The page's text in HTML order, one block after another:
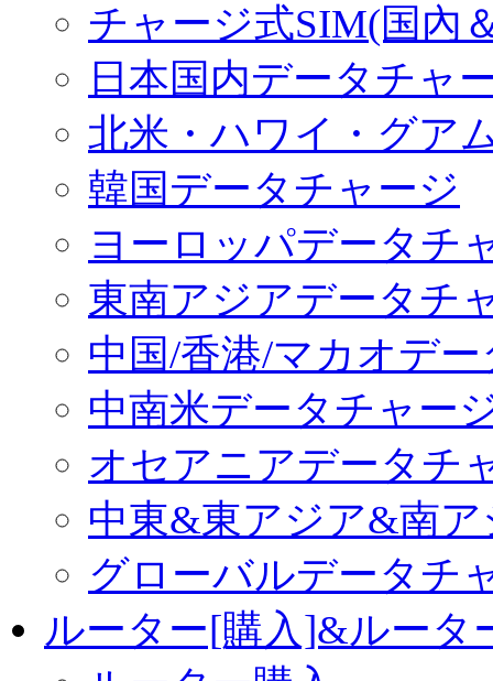
チャージ式SIM(国內
日本国内データチャ
北米・ハワイ・グア
韓国データチャージ
ヨーロッパデータチ
東南アジアデータチ
中国/香港/マカオデ
中南米データチャー
オセアニアデータチ
中東&東アジア&南
グローバルデータチ
ルーター[購入]&ルータ